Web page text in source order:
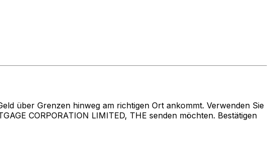
über Grenzen hinweg am richtigen Ort ankommt. Verwenden Sie
CORPORATION LIMITED, THE senden möchten. Bestätigen